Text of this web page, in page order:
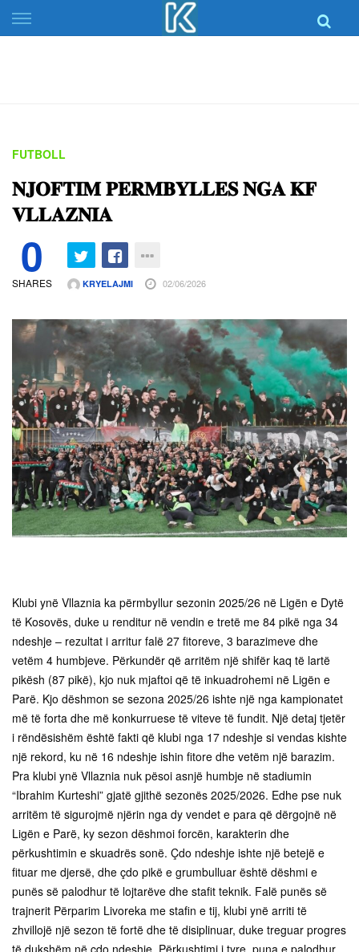
Skip
to
FUTBOLL
𝐍𝐉𝐎𝐅𝐓𝐈𝐌 𝐏𝐄𝐑𝐌𝐁𝐘𝐋𝐋𝐄𝐒 𝐍𝐆𝐀 𝐊𝐅
𝐕𝐋𝐋𝐀𝐙𝐍𝐈𝐀
0
SHARES KRYELAJMI 02/06/2026
Klubi ynë Vllaznia ka përmbyllur sezonin 2025/26 në Ligën e Dytë
të Kosovës, duke u renditur në vendin e tretë me 84 pikë nga 34
ndeshje – rezultat i arritur falë 27 fitoreve, 3 barazimeve dhe
vetëm 4 humbjeve. Përkundër që arritëm një shifër kaq të lartë
pikësh (87 pikë), kjo nuk mjaftoi që të inkuadrohemi në Ligën e
Parë. Kjo dëshmon se sezona 2025/26 ishte një nga kampionatet
më të forta dhe më konkurruese të viteve të fundit. Një detaj tjetër
i rëndësishëm është fakti që klubi nga 17 ndeshje si vendas kishte
një rekord, ku në 16 ndeshje ishin fitore dhe vetëm një barazim.
Pra klubi ynë Vllaznia nuk pësoi asnjë humbje në stadiumin
“Ibrahim Kurteshi” gjatë gjithë sezonës 2025/2026. Edhe pse nuk
arritëm të sigurojmë njërin nga dy vendet e para që dërgojnë në
Ligën e Parë, ky sezon dëshmoi forcën, karakterin dhe
përkushtimin e skuadrës sonë. Çdo ndeshje ishte një betejë e
fituar me djersë, dhe çdo pikë e grumbulluar është dëshmi e
punës së palodhur të lojtarëve dhe stafit teknik. Falë punës së
trajnerit Përparim Livoreka me stafin e tij, klubi ynë arriti të
zhvillojë një sezon të fortë dhe të disiplinuar, duke treguar progres
të dukshëm në çdo ndeshje. Përkushtimi i tyre, puna e palodhur